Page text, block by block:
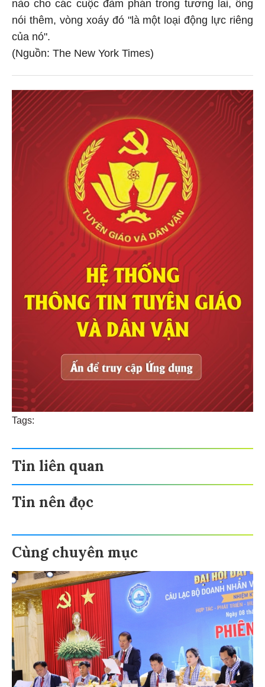
nói thêm, vòng xoáy đó "là một loại động lực riêng
của nó".
(Nguồn: The New York Times)
Tags:
Tin liên quan
Tin nên đọc
Cùng chuyên mục